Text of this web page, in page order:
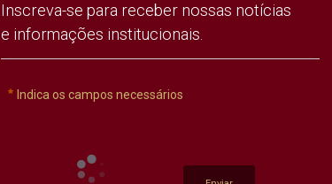
Inscreva-se para receber nossas notícias
e informações institucionais.
Indica os campos necessários